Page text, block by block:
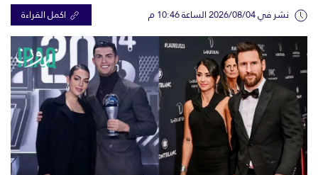
نشر في 2026/08/04 الساعة 10:46 م اكمل القراءة